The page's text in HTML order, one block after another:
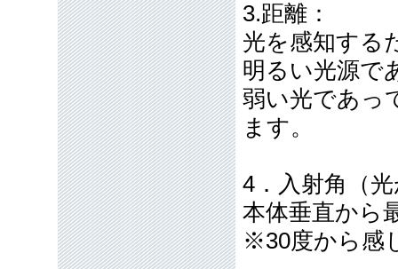
3.距離：
光を感知する
明るい光源で
弱い光であっ
ます。
4．入射角（
本体垂直から
※30度から感